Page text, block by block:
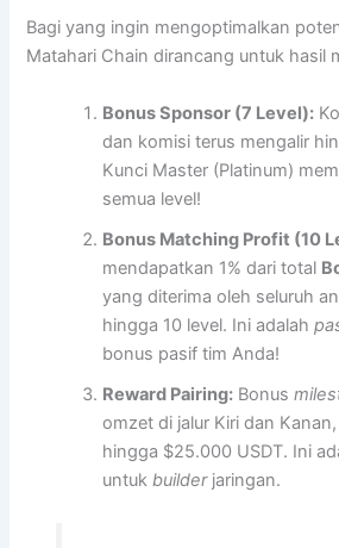
Bagi yang ingin mengoptimalkan
Matahari Chain dirancang untuk hasil
Bonus Sponsor (7 Level):
dan komisi terus mengalir
Kunci Master (Platinum)
semua level!
Bonus Matching Profit (10
mendapatkan 1% dari total
yang diterima oleh seluruh
hingga 10 level. Ini adalah
bonus pasif tim Anda!
Reward Pairing: Bonus
omzet di jalur Kiri dan
hingga $25.000 USDT. Ini
untukbuilderjaringan.